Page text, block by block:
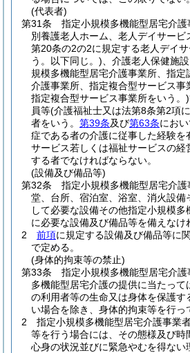
(代表者)
第31条
指定小規模多機能型居宅介
別養護老人ホーム、老人デイサービ
第20条の2の2に規定する老人デイ
う。以下同じ。) 、介護老人保健施
規模多機能型居宅介護事業所、指定
介護事業所、指定複合型サービス事
指定複合型サービス事業所をいう。)
員等(介護福祉士又は法第8条第2項
者をいう。 第39条及び第63条にお
症である者の介護に従事した経験を
サービス若しくは福祉サービスの経
する者でなければならない。
(設備及び備品等)
第32条
指定小規模多機能型居宅介
堂、台所、宿泊室、浴室、消火設備
して必要な設備その他指定小規模
に必要な設備及び備品等を備えなけ
2
前項に規定する設備及び備品等に
で定める。
(身体的拘束等の禁止)
第33条
指定小規模多機能型居宅介
多機能型居宅介護の提供に当たっ
の利用者等の生命又は身体を保護す
い場合を除き、身体的拘束等を行っ
2
指定小規模多機能型居宅介護事業者
等を行う場合には、その態様及び時
心身の状況並びに緊急やむを得ない